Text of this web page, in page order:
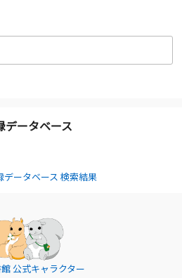
データベース
ータベース 検索結果
公式キャラクター